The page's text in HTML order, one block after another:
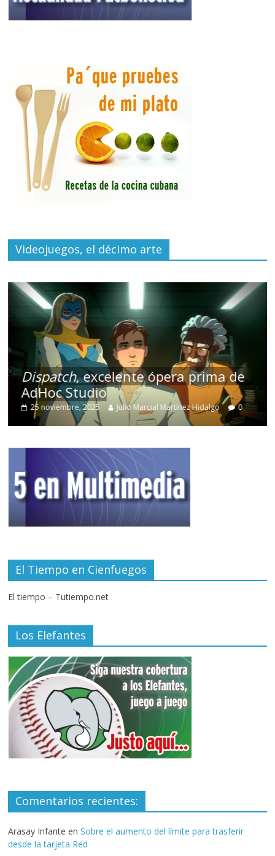
Videojuegos, el décimo arte
Dispatch, excelente ópera prima de
AdHoc Studio
25 noviembre, 2025 Julio Marcial Martínez Hidalgo 0
El Tiempo en Cienfuegos
El tiempo – Tutiempo.net
Los Elefantes
Comentarios recientes:
Arasay Infante enSobre el aumento del límite para trasferir
desde la tarjeta Red